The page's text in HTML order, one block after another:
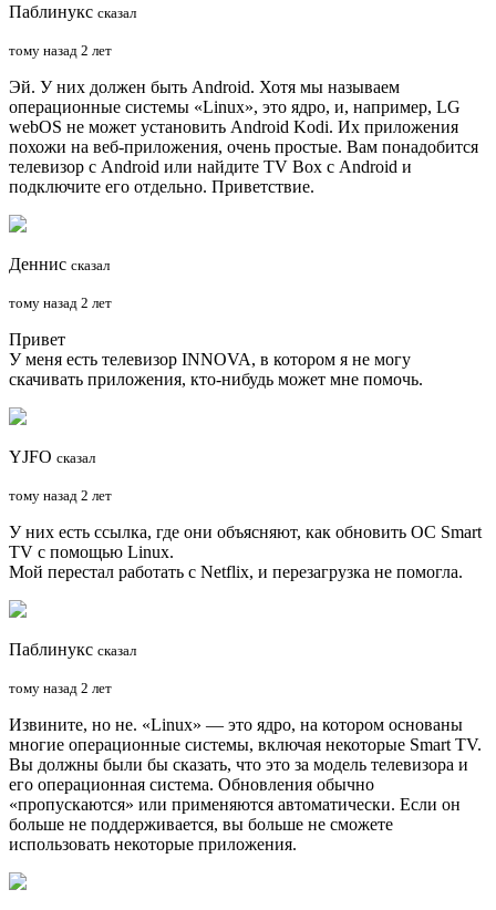
Паблинукс сказал
тому назад 2 лет
Эй. У них должен быть Android. Хотя мы называем
операционные системы «Linux», это ядро, и, например, LG
webOS не может установить Android Kodi. Их приложения
похожи на веб-приложения, очень простые. Вам понадобится
телевизор с Android или найдите TV Box с Android и
подключите его отдельно. Приветствие.
Деннис сказал
тому назад 2 лет
Привет
У меня есть телевизор INNOVA, в котором я не могу
скачивать приложения, кто-нибудь может мне помочь.
YJFO сказал
тому назад 2 лет
У них есть ссылка, где они объясняют, как обновить ОС Smart
TV с помощью Linux.
Мой перестал работать с Netflix, и перезагрузка не помогла.
Паблинукс сказал
тому назад 2 лет
Извините, но не. «Linux» — это ядро, на котором основаны
многие операционные системы, включая некоторые Smart TV.
Вы должны были бы сказать, что это за модель телевизора и
его операционная система. Обновления обычно
«пропускаются» или применяются автоматически. Если он
больше не поддерживается, вы больше не сможете
использовать некоторые приложения.